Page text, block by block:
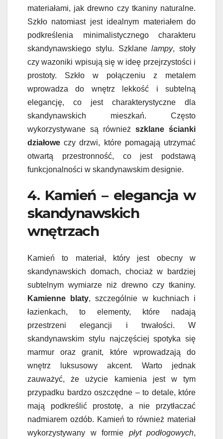
materiałami, jak drewno czy tkaniny naturalne.
Szkło natomiast jest idealnym materiałem do
podkreślenia minimalistycznego charakteru
skandynawskiego stylu. Szklanelampy, stoły
czy wazoniki wpisują się w ideę przejrzystości i
prostoty. Szkło w połączeniu z metalem
wprowadza do wnętrz lekkość i subtelną
elegancję, co jest charakterystyczne dla
skandynawskich mieszkań. Często
wykorzystywane są również szklane ścianki
działowe czy drzwi, które pomagają utrzymać
otwartą przestronność, co jest podstawą
funkcjonalności w skandynawskim designie.
4. Kamień – elegancja w
skandynawskich
wnętrzach
Kamień to materiał, który jest obecny w
skandynawskich domach, chociaż w bardziej
subtelnym wymiarze niż drewno czy tkaniny.
Kamienne blaty, szczególnie w kuchniach i
łazienkach, to elementy, które nadają
przestrzeni elegancji i trwałości. W
skandynawskim stylu najczęściej spotyka się
marmur oraz granit, które wprowadzają do
wnętrz luksusowy akcent. Warto jednak
zauważyć, że użycie kamienia jest w tym
przypadku bardzo oszczędne – to detale, które
mają podkreślić prostotę, a nie przytłaczać
nadmiarem ozdób. Kamień to również materiał
wykorzystywany w formie płyt podłogowych,